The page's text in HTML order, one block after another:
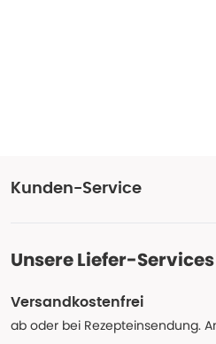
Kunden-Service
Unsere Liefer-Services
Versandkostenfrei
ab oder bei Rezepteinsendung.